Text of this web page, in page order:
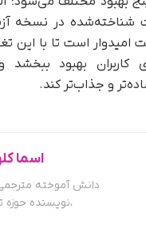
شناخته‌شده در نسخه
است تا با این
۱۱ را برای کاربران بهبود
و جذاب‌تر کند.
اسما
دانش آموخته
،نویسنده حوزه